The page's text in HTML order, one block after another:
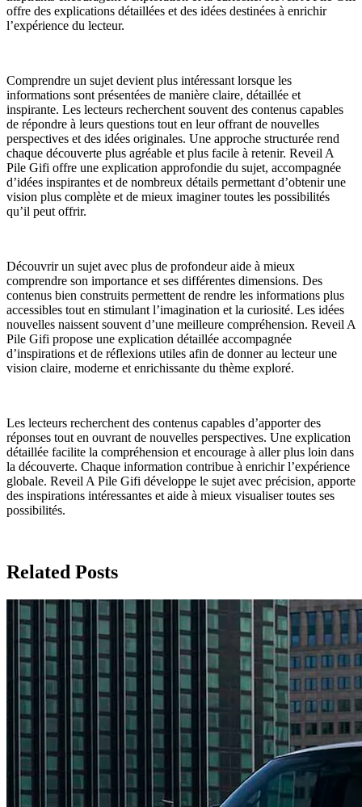
offre des explications détaillées et des idées destinées à enrichir
l’expérience du lecteur.
Comprendre un sujet devient plus intéressant lorsque les
informations sont présentées de manière claire, détaillée et
inspirante. Les lecteurs recherchent souvent des contenus capables
de répondre à leurs questions tout en leur offrant de nouvelles
perspectives et des idées originales. Une approche structurée rend
chaque découverte plus agréable et plus facile à retenir. Reveil A
Pile Gifi offre une explication approfondie du sujet, accompagnée
d’idées inspirantes et de nombreux détails permettant d’obtenir une
vision plus complète et de mieux imaginer toutes les possibilités
qu’il peut offrir.
Découvrir un sujet avec plus de profondeur aide à mieux
comprendre son importance et ses différentes dimensions. Des
contenus bien construits permettent de rendre les informations plus
accessibles tout en stimulant l’imagination et la curiosité. Les idées
nouvelles naissent souvent d’une meilleure compréhension. Reveil A
Pile Gifi propose une explication détaillée accompagnée
d’inspirations et de réflexions utiles afin de donner au lecteur une
vision claire, moderne et enrichissante du thème exploré.
Les lecteurs recherchent des contenus capables d’apporter des
réponses tout en ouvrant de nouvelles perspectives. Une explication
détaillée facilite la compréhension et encourage à aller plus loin dans
la découverte. Chaque information contribue à enrichir l’expérience
globale. Reveil A Pile Gifi développe le sujet avec précision, apporte
des inspirations intéressantes et aide à mieux visualiser toutes ses
possibilités.
Related Posts